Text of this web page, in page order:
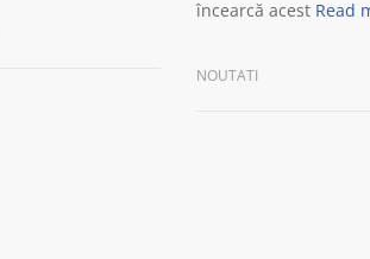
încearcă acest Read
NOUTATI